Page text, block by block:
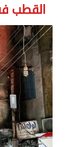
الاخبار
مصر
للمصريين
القطب